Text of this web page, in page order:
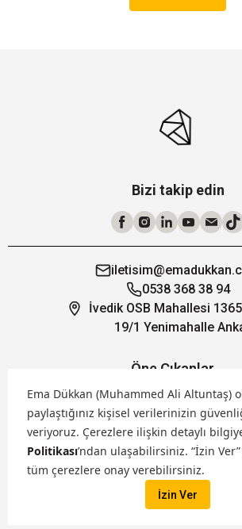
Ema Dükkan (Muhammed Ali Altuntaş)
paylaştığınız kişisel verilerinizin
veriyoruz. Çerezlere ilişkin detaylı
Politikası’ndan ulaşabilirsiniz. “İzin
tüm çerezlere onay verebilirsiniz.
İzin Ver
Bizi takip edin
0538 368 38 94
İvedik OSB Mahallesi
19/1 Yenimahalle
Öne Çıkanlar
Hakkımızda
Markalarımız
Satış Kanallarımız